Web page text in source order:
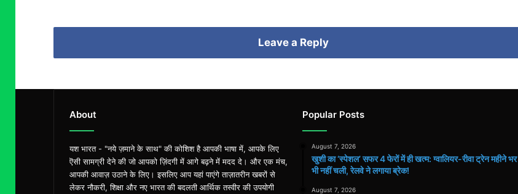
Leave a Reply
About
यश भारत - "नये ज़माने के साथ" की कोशिश है आपकी भाषा में, आपके लिए
ऎसी सामग्री देने की जो आपको ज़िंदगी में आगे बढ़ने में मदद दे। और एक मंच,
आपकी आवाज़ उठाने के लिए। इसलिए आप यहां पाएंगे ताज़ातरीन खबरों से
लेकर नौकरी, शिक्षा और नए भारत की बदलती आर्थिक तस्वीर की उपयोगी
Popular Posts
August 7, 2026
खुशी का ‘स्पेशल’ सफर 4 फेरों में ही खत्म: ग्वालियर-रीवा ट्रेन महीने भर
भी नहीं चली, रेलवे ने लगाया ब्रेक!
August 7, 2026